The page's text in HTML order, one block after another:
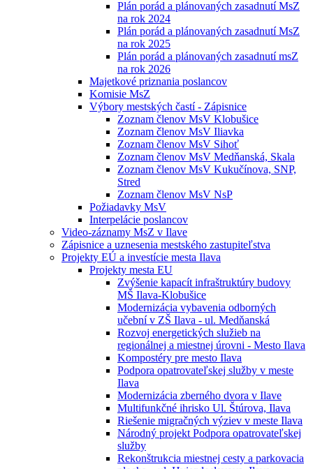
Plán porád a plánovaných zasadnutí MsZ
na rok 2024
Plán porád a plánovaných zasadnutí MsZ
na rok 2025
Plán porád a plánovaných zasadnutí msZ
na rok 2026
Majetkové priznania poslancov
Komisie MsZ
Výbory mestských častí - Zápisnice
Zoznam členov MsV Klobušice
Zoznam členov MsV Iliavka
Zoznam členov MsV Sihoť
Zoznam členov MsV Medňanská, Skala
Zoznam členov MsV Kukučínova, SNP,
Stred
Zoznam členov MsV NsP
Požiadavky MsV
Interpelácie poslancov
Video-záznamy MsZ v Ilave
Zápisnice a uznesenia mestského zastupiteľstva
Projekty EÚ a investície mesta Ilava
Projekty mesta EU
Zvýšenie kapacít infraštruktúry budovy
MŠ Ilava-Klobušice
Modernizácia vybavenia odborných
učební v ZŠ Ilava - ul. Medňanská
Rozvoj energetických služieb na
regionálnej a miestnej úrovni - Mesto Ilava
Kompostéry pre mesto Ilava
Podpora opatrovateľskej služby v meste
Ilava
Modernizácia zberného dvora v Ilave
Multifunkčné ihrisko Ul. Štúrova, Ilava
Riešenie migračných výziev v meste Ilava
Národný projekt Podpora opatrovateľskej
služby
Rekonštrukcia miestnej cesty a parkovacia